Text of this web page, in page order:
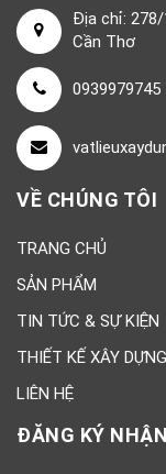
Địa chỉ: 278/
Cần Thơ
0939979745
VỀ CHÚNG TÔI
TRANG CHỦ
SẢN PHẨM
TIN TỨC & SỰ KIỆN
THIẾT KẾ XÂY DỰNG
LIÊN HỆ
ĐĂNG KÝ